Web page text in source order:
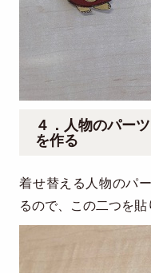
４．人物のパー
を作る
着せ替える人物のパ
るので、この二つを貼